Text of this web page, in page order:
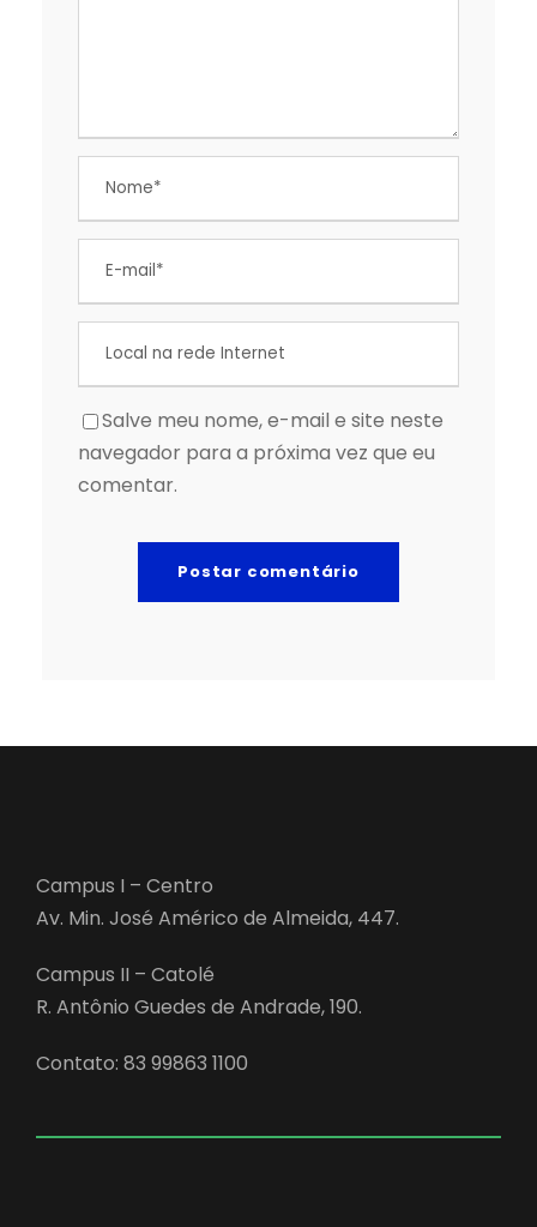
Salve meu nome, e-mail e site neste
navegador para a próxima vez que eu
comentar.
Campus I – Centro
Av. Min. José Américo de Almeida, 447.
Campus II – Catolé
R. Antônio Guedes de Andrade, 190.
Contato: 83 99863 1100